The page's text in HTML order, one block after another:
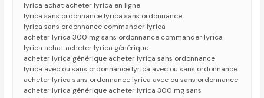
lyrica achat acheter lyrica en ligne
lyrica sans ordonnance lyrica sans ordonnance
lyrica sans ordonnance commander lyrica
acheter lyrica 300 mg sans ordonnance commander lyrica
lyrica achat acheter lyrica générique
acheter lyrica générique acheter lyrica sans ordonnance
lyrica avec ou sans ordonnance lyrica avec ou sans ordonnance
acheter lyrica sans ordonnance lyrica avec ou sans ordonnance
acheter lyrica générique acheter lyrica 300 mg sans